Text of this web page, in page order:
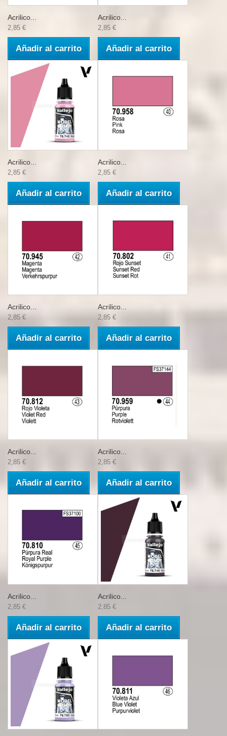
Acrilico...
2,85 €
Añadir al carrito
Acrilico...
2,85 €
Añadir al carrito
Acrilico...
2,85 €
Añadir al carrito
Acrilico...
2,85 €
Añadir al carrito
Acrilico...
2,85 €
Añadir al carrito
Acrilico...
2,85 €
Añadir al carrito
Acrilico...
2,85 €
Añadir al carrito
Acrilico...
2,85 €
Añadir al carrito
Acrilico...
2,85 €
Añadir al carrito
Acrilico...
2,85 €
Añadir al carrito